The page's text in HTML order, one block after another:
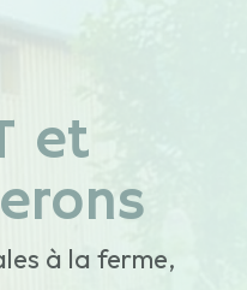
et
à la ferme,